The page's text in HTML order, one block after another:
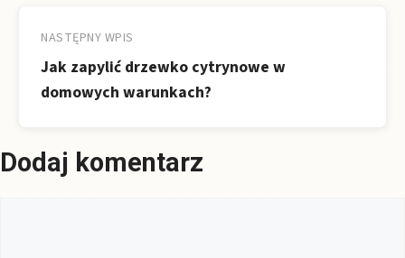
NASTĘPNY WPIS
Jak zapylić drzewko cytrynowe w
domowych warunkach?
Dodaj komentarz